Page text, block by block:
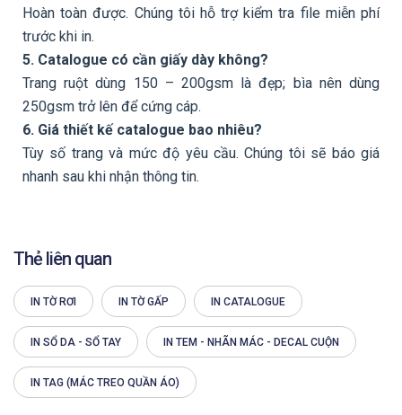
Hoàn toàn được. Chúng tôi hỗ trợ kiểm tra file miễn phí
trước khi in.
5. Catalogue có cần giấy dày không?
Trang ruột dùng 150 – 200gsm là đẹp; bìa nên dùng
250gsm trở lên để cứng cáp.
6. Giá thiết kế catalogue bao nhiêu?
Tùy số trang và mức độ yêu cầu. Chúng tôi sẽ báo giá
nhanh sau khi nhận thông tin.
Thẻ liên quan
IN TỜ RƠI IN TỜ GẤP IN CATALOGUE
IN SỔ DA - SỔ TAY IN TEM - NHÃN MÁC - DECAL CUỘN
IN TAG (MÁC TREO QUẦN ÁO)